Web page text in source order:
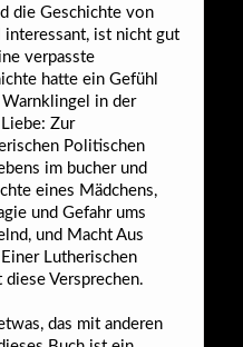
die Geschichte von
interessant, ist nicht gut
verpasste
hatte ein Gefühl
in der
Zur
Politischen
im bucher und
eines Mädchens,
und Gefahr ums
und Macht Aus
Lutherischen
Versprechen.
das mit anderen